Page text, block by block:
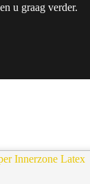
u graag verder.